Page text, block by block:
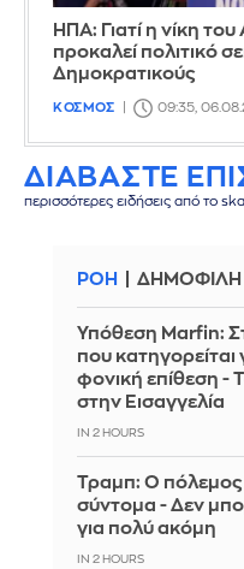
ΗΠΑ: Γιατί η νίκη
προκαλεί πολιτικό
Δημοκρατικούς
ΚΟΣΜΟΣ 09:35,
ΔΙΑΒΑΣΤΕ
περισσότερες ειδήσεις από το
ΡΟΗ ΔΗΜΟΦΙΛΗ
Υπόθεση Marfin:
που κατηγορείται
φονική επίθεση -
στην Εισαγγελία
IN 2 HOURS
Τραμπ: Ο πόλεμος
σύντομα - Δεν
για πολύ ακόμη
IN 2 HOURS